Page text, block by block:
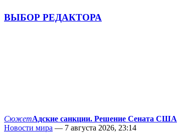
ВЫБОР РЕДАКТОРА
СюжетАдские санкции. Решение Сената США
Новости мира — 7 августа 2026, 23:14